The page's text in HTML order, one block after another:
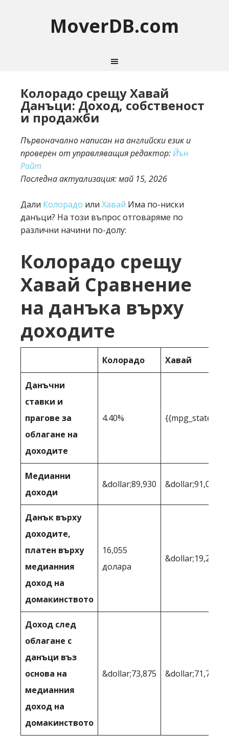
MoverDB.com
Колорадо срещу Хавай
Данъци: Доход, собственост
и продажби
Първоначално написан на английски език и
проверен от управляващия редактор:Йън
Райт
Последна актуализация:май 15, 2026
Дали Колорадо или Хавай Има по-ниски
данъци? На този въпрос отговаряме по
различни начини по-долу:
Колорадо срещу
Хавай Сравнение
на данъка върху
доходите
Колорадо Хавай
Данъчни
ставки и
прагове за
облагане на
доходите
4.40%
Медианни
доходи
&dollar;89,930 &dollar;91,010
Данък върху
доходите,
платен върху
медианния
доход на
домакинството
16,055
долара
&dollar;19,276
Доход след
облагане с
данъци въз
основа на
медианния
доход на
домакинството
&dollar;73,875 &dollar;71,734